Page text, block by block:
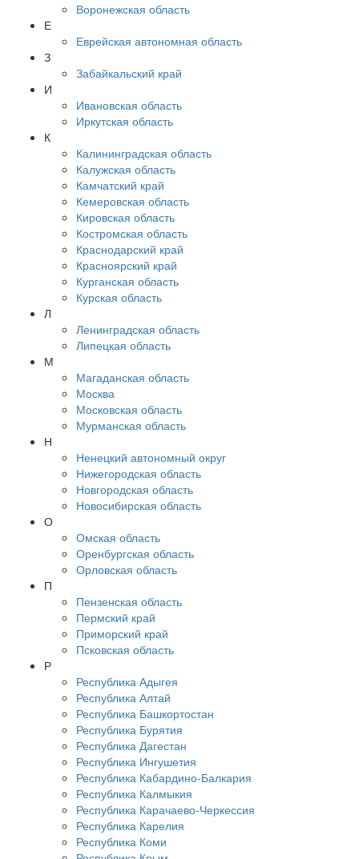
Воронежская область
Е
Еврейская автономная область
З
Забайкальский край
И
Ивановская область
Иркутская область
К
Калининградская область
Калужская область
Камчатский край
Кемеровская область
Кировская область
Костромская область
Краснодарский край
Красноярский край
Курганская область
Курская область
Л
Ленинградская область
Липецкая область
М
Магаданская область
Москва
Московская область
Мурманская область
Н
Ненецкий автономный округ
Нижегородская область
Новгородская область
Новосибирская область
О
Омская область
Оренбургская область
Орловская область
П
Пензенская область
Пермский край
Приморский край
Псковская область
Р
Республика Адыгея
Республика Алтай
Республика Башкортостан
Республика Бурятия
Республика Дагестан
Республика Ингушетия
Республика Кабардино-Балкария
Республика Калмыкия
Республика Карачаево-Черкессия
Республика Карелия
Республика Коми